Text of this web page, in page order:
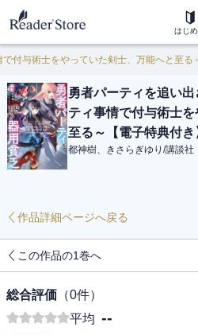
はじ
与術士をやっていた剣士、万能へと至る
勇者パーティを追い
ティ事情で付与術士
至る～【電子特典付き
都神樹、きさらぎゆり /講談社
作品詳細ページへ戻る
この作品の1巻へ
総合評価 （0件）
平均 --